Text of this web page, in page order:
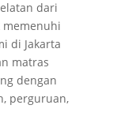
dari
di Jakarta
matras
dengan
perguruan,